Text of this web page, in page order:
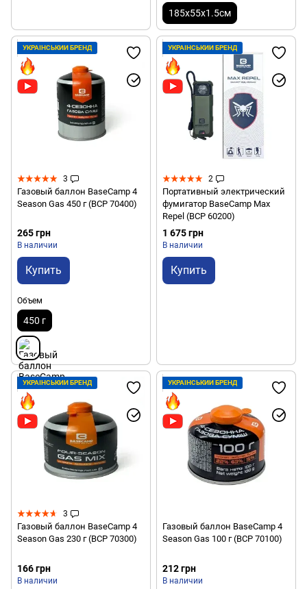
185x55x1.5см
УКРАЇНСЬКИЙ БРЕНД
3
Газовый баллон BaseCamp 4
Season Gas 450 г (BCP 70400)
265 грн
В наличии
Купить
Объем
450 г
УКРАЇНСЬКИЙ БРЕНД
2
Портативный электрический
фумигатор BaseCamp Max
Repel (BCP 60200)
1 675 грн
В наличии
Купить
УКРАЇНСЬКИЙ БРЕНД
3
Газовый баллон BaseCamp 4
Season Gas 230 г (BCP 70300)
166 грн
В наличии
УКРАЇНСЬКИЙ БРЕНД
Газовый баллон BaseCamp 4
Season Gas 100 г (BCP 70100)
212 грн
В наличии